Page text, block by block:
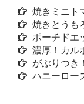
焼きミニト
焼きとうも
ポーチドエ
濃厚！カル
がぶりつき
ハニーロー